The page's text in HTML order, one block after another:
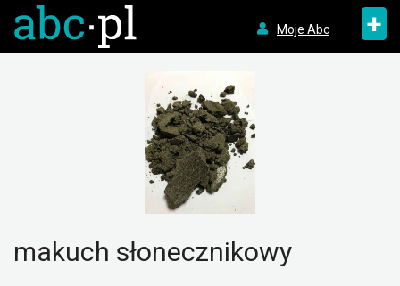
Moje Abc +
makuch słonecznikowy